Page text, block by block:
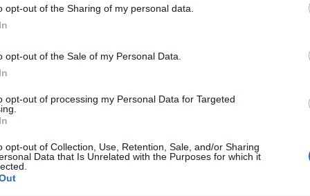
opt-out of the Sharing of my personal data.
opt-out of the Sale of my Personal Data.
opt-out of processing my Personal Data for Targeted
opt-out of Collection, Use, Retention, Sale, and/or Sharing
Data that Is Unrelated with the Purposes for which it
en el marco de laXVIII Semana Cultural de
locales, numerosos aficionados al flamenco y